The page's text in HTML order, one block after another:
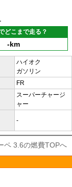
どこまで走る？
-km
ハイオク
ガソリン
FR
スーパーチャージ
ャー
-
ペ 3.6の燃費TOPへ